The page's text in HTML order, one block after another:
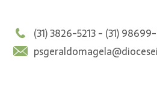
(31) 3826-5213 - (31)